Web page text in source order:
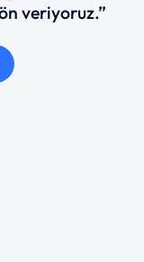
veriyoruz.”